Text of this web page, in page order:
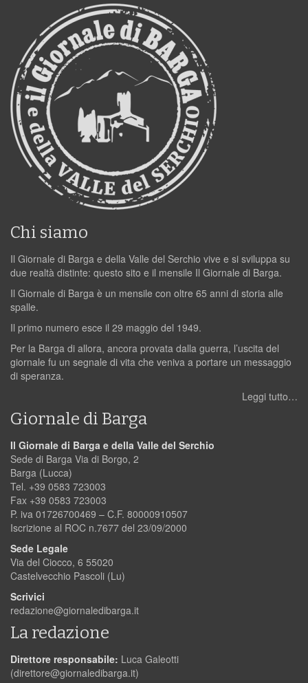
Chi siamo
Il Giornale di Barga e della Valle del Serchio vive e si sviluppa su
due realtà distinte: questo sito e il mensile Il Giornale di Barga.
Il Giornale di Barga è un mensile con oltre 65 anni di storia alle
spalle.
Il primo numero esce il 29 maggio del 1949.
Per la Barga di allora, ancora provata dalla guerra, l’uscita del
giornale fu un segnale di vita che veniva a portare un messaggio
di speranza.
Leggi tutto…
Giornale di Barga
Il Giornale di Barga e della Valle del Serchio
Sede di Barga Via di Borgo, 2
Barga (Lucca)
Tel. +39 0583 723003
Fax +39 0583 723003
P. iva 01726700469 – C.F. 80000910507
Iscrizione al ROC n.7677 del 23/09/2000
Sede Legale
Via del Ciocco, 6 55020
Castelvecchio Pascoli (Lu)
Scrivici
redazione@giornaledibarga.it
La redazione
Direttore responsabile: Luca Galeotti
(direttore@giornaledibarga.it)